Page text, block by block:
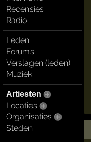
Recensies
Radio
Leden
Forums
Verslagen (leden)
Muziek
Artiesten
Locaties
Organisaties
Steden